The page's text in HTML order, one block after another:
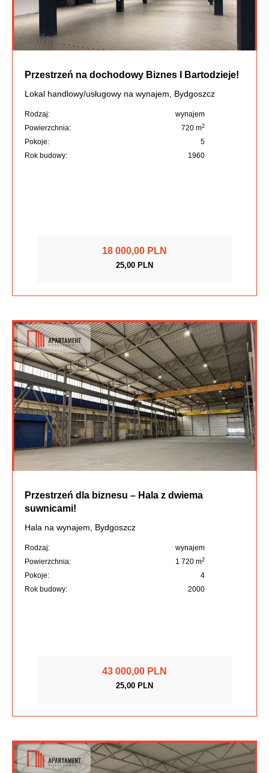
Przestrzeń na dochodowy Biznes I Bartodzieje!
Lokal handlowy/usługowy na wynajem, Bydgoszcz
Rodzaj:
wynajem
Powierzchnia:
720 m2
Pokoje:
5
Rok budowy:
1960
18 000,00 PLN
25,00 PLN
Przestrzeń dla biznesu – Hala z dwiema
suwnicami!
Hala na wynajem, Bydgoszcz
Rodzaj:
wynajem
Powierzchnia:
1 720 m2
Pokoje:
4
Rok budowy:
2000
43 000,00 PLN
25,00 PLN